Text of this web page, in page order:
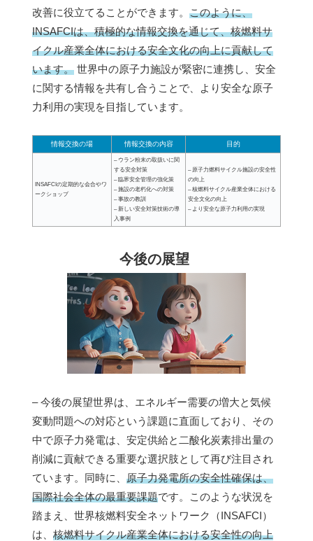
改善に役立てることができます。 このように、
INSAFCIは、積極的な情報交換を通じて、核燃料サ
イクル産業全体における安全文化の向上に貢献して
います。 世界中の原子力施設が緊密に連携し、安全
に関する情報を共有し合うことで、より安全な原子
力利用の実現を目指しています。
情報交換の場 情報交換の内容 目的
INSAFCIの定期的な会合やワ
ークショップ
– ウラン粉末の取扱いに関
する安全対策
– 臨界安全管理の強化策
– 施設の老朽化への対策
– 事故の教訓
– 新しい安全対策技術の導
入事例
– 原子力燃料サイクル施設の安全性
の向上
– 核燃料サイクル産業全体における
安全文化の向上
– より安全な原子力利用の実現
今後の展望
– 今後の展望世界は、エネルギー需要の増大と気候
変動問題への対応という課題に直面しており、その
中で原子力発電は、安定供給と二酸化炭素排出量の
削減に貢献できる重要な選択肢として再び注目され
ています。同時に、 原子力発電所の安全性確保は、
国際社会全体の最重要課題です。このような状況を
踏まえ、世界核燃料安全ネットワーク（INSAFCI）
は、 核燃料サイクル産業全体における安全性の向上